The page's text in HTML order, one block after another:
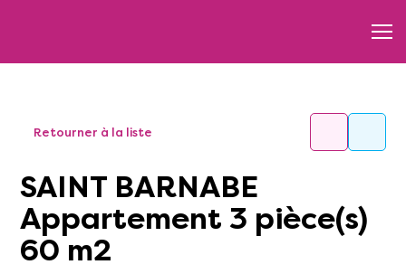
Retourner à la liste
SAINT BARNABE
Appartement 3 pièce(s)
60 m2